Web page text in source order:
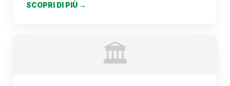
SCOPRI DI PIÙ →
🏛️